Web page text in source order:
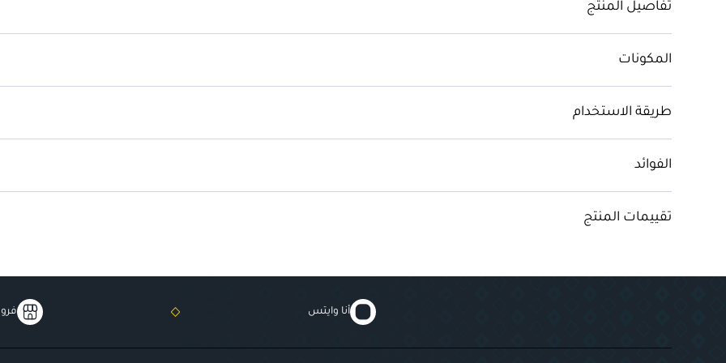
تفاصيل المنتج
المكونات
طريقة الاستخدام
الفوائد
تقييمات المنتج
أنا وايتس